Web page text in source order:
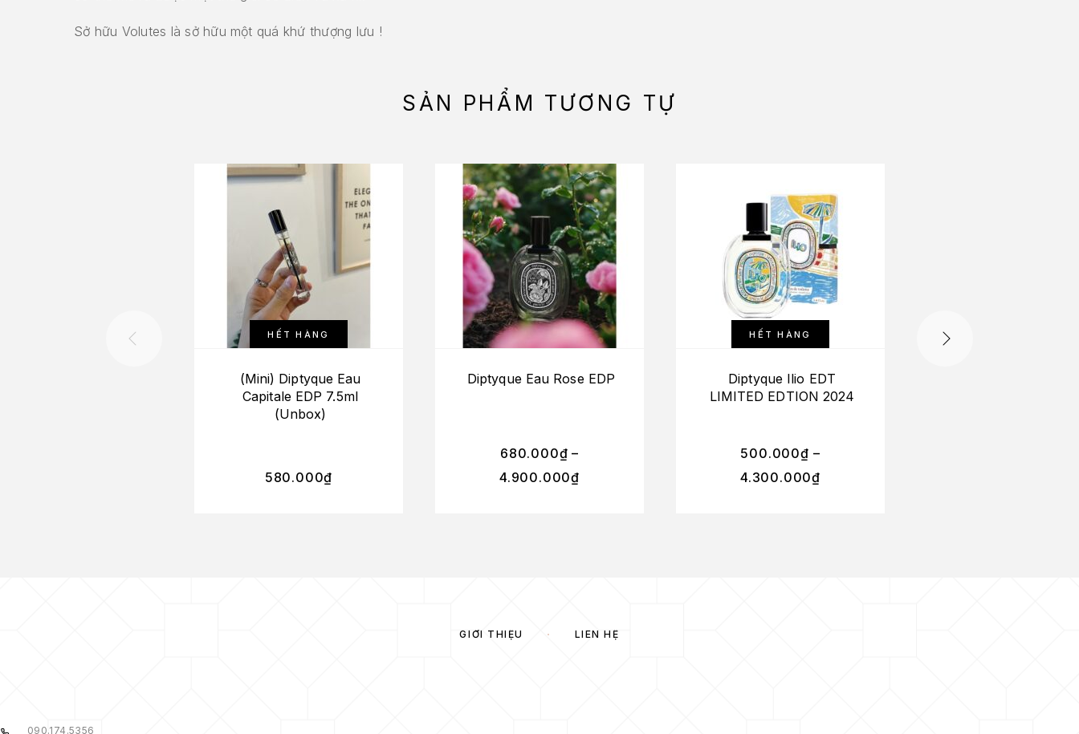
Sở hữu Volutes là sở hữu một quá khứ thượng lưu !
SẢN PHẨM TƯƠNG TỰ
HẾT HÀNG
(Mini) Diptyque Eau
Capitale EDP 7.5ml
(Unbox)
580.000₫
Diptyque Eau Rose EDP
680.000₫ –
4.900.000₫
HẾT HÀNG
Diptyque Ilio EDT
LIMITED EDTION 2024
500.000₫ –
4.300.000₫
GIỚI THIỆU LIÊN HỆ
090.174.5356